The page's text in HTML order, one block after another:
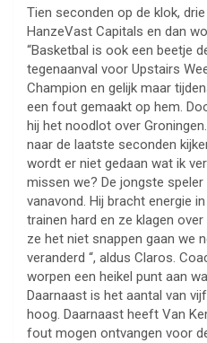
Tien seconden op de klok,
HanzeVast Capitals en dan
“Basketbal is ook een beetje
tegenaanval voor Upstairs
Champion en gelijk maar
een fout gemaakt op hem.
hij het noodlot over
naar de laatste seconden
wordt er niet gedaan wat ik
missen we? De jongste
vanavond. Hij bracht energie
trainen hard en ze klagen
ze het niet snappen gaan we
veranderd “, aldus Claros.
worpen een heikel punt aan
Daarnaast is het aantal van
hoog. Daarnaast heeft Van
fout mogen ontvangen voor